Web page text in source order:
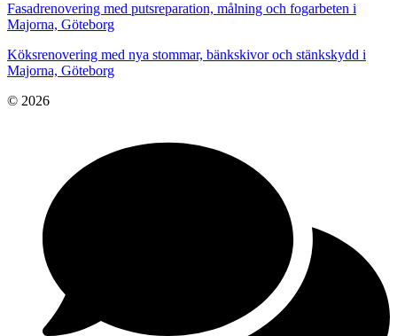
Fasadrenovering med putsreparation, målning och fogarbeten i
Majorna, Göteborg
Köksrenovering med nya stommar, bänkskivor och stänkskydd i
Majorna, Göteborg
© 2026